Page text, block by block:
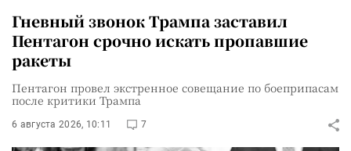
Гневный звонок Трампа заставил
Пентагон срочно искать пропавшие
ракеты
Пентагон провел экстренное совещание по боеприпасам
после критики Трампа
6 августа 2026, 10:11 7